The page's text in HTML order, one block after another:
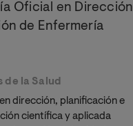
Oficial en Dirección
de Enfermería
de la Salud
dirección, planificación e
científica y aplicada